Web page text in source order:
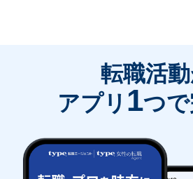
転職活
アプリ 1つで